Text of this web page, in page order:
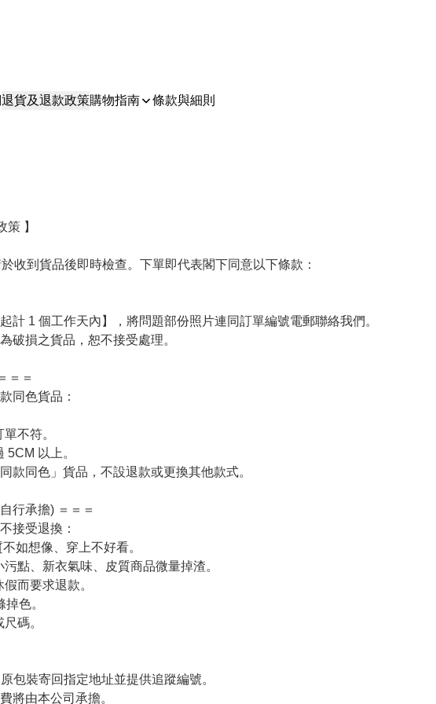
退貨及退款政策購物指南 條款與細則
】
收到貨品後即時檢查。下單即代表閣下同意以下條款：
計 1 個工作天內】，將問題部份照片連同訂單編號電郵聯絡我們。
破損之貨品，恕不接受處理。
＝＝
同色貨品：
不符。
以上。
款同色」貨品，不設退款或更換其他款式。
行承擔) ＝＝＝
接受退換：
如想像、穿上不好看。
點、新衣氣味、皮質商品微量掉渣。
而要求退款。
色。
碼。
包裝寄回指定地址並提供追蹤編號。
將由本公司承擔。